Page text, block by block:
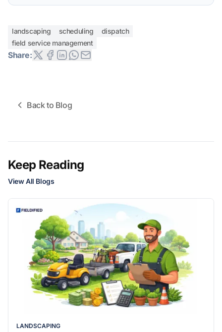
landscaping scheduling
dispatch
field service management
Share:
Back to Blog
Keep Reading
View All Blogs
LANDSCAPING